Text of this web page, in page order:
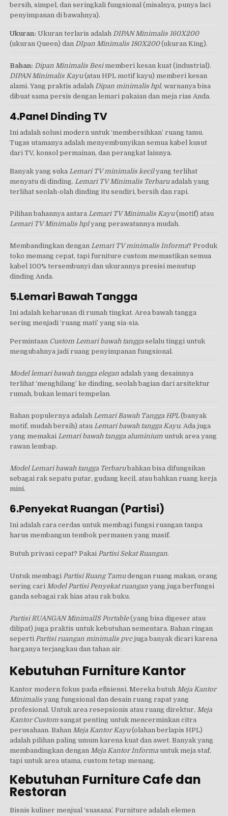
bersih, simpel, dan seringkali fungsional (misalnya, punya laci
penyimpanan di bawahnya).
Ukuran: Ukuran terlaris adalah DIPAN Minimalis 160X200
(ukuran Queen) dan DIpan Minimalis 180X200(ukuran King).
Bahan: Dipan Minimalis Besimemberi kesan kuat (industrial).
DIPAN Minimalis Kayu(atau HPL motif kayu) memberi kesan
alami. Yang praktis adalah Dipan minimalis hpl, warnanya bisa
dibuat sama persis dengan lemari pakaian dan meja rias Anda.
4.Panel Dinding TV
Ini adalah solusi modern untuk ‘membersihkan’ ruang tamu.
Tugas utamanya adalah menyembunyikan semua kabel kusut
dari TV, konsol permainan, dan perangkat lainnya.
Banyak yang suka Lemari TV minimalis kecilyang terlihat
menyatu di dinding. Lemari TV Minimalis Terbaruadalah yang
terlihat seolah-olah dinding itu sendiri, bersih dan rapi.
Pilihan bahannya antara Lemari TV Minimalis Kayu(motif) atau
Lemari TV Minimalis hplyang perawatannya mudah.
Membandingkan denganLemari TV minimalis Informa? Produk
toko memang cepat, tapi furniture custom memastikan semua
kabel 100% tersembunyi dan ukurannya presisi menutup
dinding Anda.
5.Lemari Bawah Tangga
Ini adalah keharusan di rumah tingkat. Area bawah tangga
sering menjadi ‘ruang mati’ yang sia-sia.
Permintaan Custom Lemari bawah tangga selalu tinggi untuk
mengubahnya jadi ruang penyimpanan fungsional.
Model lemari bawah tangga elegan adalah yang desainnya
terlihat ‘menghilang’ ke dinding, seolah bagian dari arsitektur
rumah, bukan lemari tempelan.
Bahan populernya adalahLemari Bawah Tangga HPL(banyak
motif, mudah bersih) atauLemari bawah tangga Kayu. Ada juga
yang memakaiLemari bawah tangga aluminium untuk area yang
rawan lembap.
Model Lemari bawah tangga Terbarubahkan bisa difungsikan
sebagai rak sepatu putar, gudang kecil, atau bahkan ruang kerja
mini.
6.Penyekat Ruangan (Partisi)
Ini adalah cara cerdas untuk membagi fungsi ruangan tanpa
harus membangun tembok permanen yang masif.
Butuh privasi cepat? PakaiPartisi Sekat Ruangan.
Untuk membagi Partisi Ruang Tamudengan ruang makan, orang
sering cari Model Partisi Penyekat ruangan yang juga berfungsi
ganda sebagai rak hias atau rak buku.
Partisi RUANGAN MinimalIS Portable(yang bisa digeser atau
dilipat) juga praktis untuk kebutuhan sementara. Bahan ringan
seperti Partisi ruangan minimalis pvcjuga banyak dicari karena
harganya terjangkau dan tahan air.
Kebutuhan Furniture Kantor
Kantor modern fokus pada efisiensi. Mereka butuhMeja Kantor
Minimalis yang fungsional dan desain ruang rapat yang
profesional. Untuk area resepsionis atau ruang direktur,Meja
Kantor Custom sangat penting untuk mencerminkan citra
perusahaan. BahanMeja Kantor Kayu(olahan berlapis HPL)
adalah pilihan paling umum karena kuat dan awet. Banyak yang
membandingkan denganMeja Kantor Informa untuk meja staf,
tapi untuk area utama, custom tetap menang.
Kebutuhan Furniture Cafe dan
Restoran
Bisnis kuliner menjual ‘suasana’. Furniture adalah elemen